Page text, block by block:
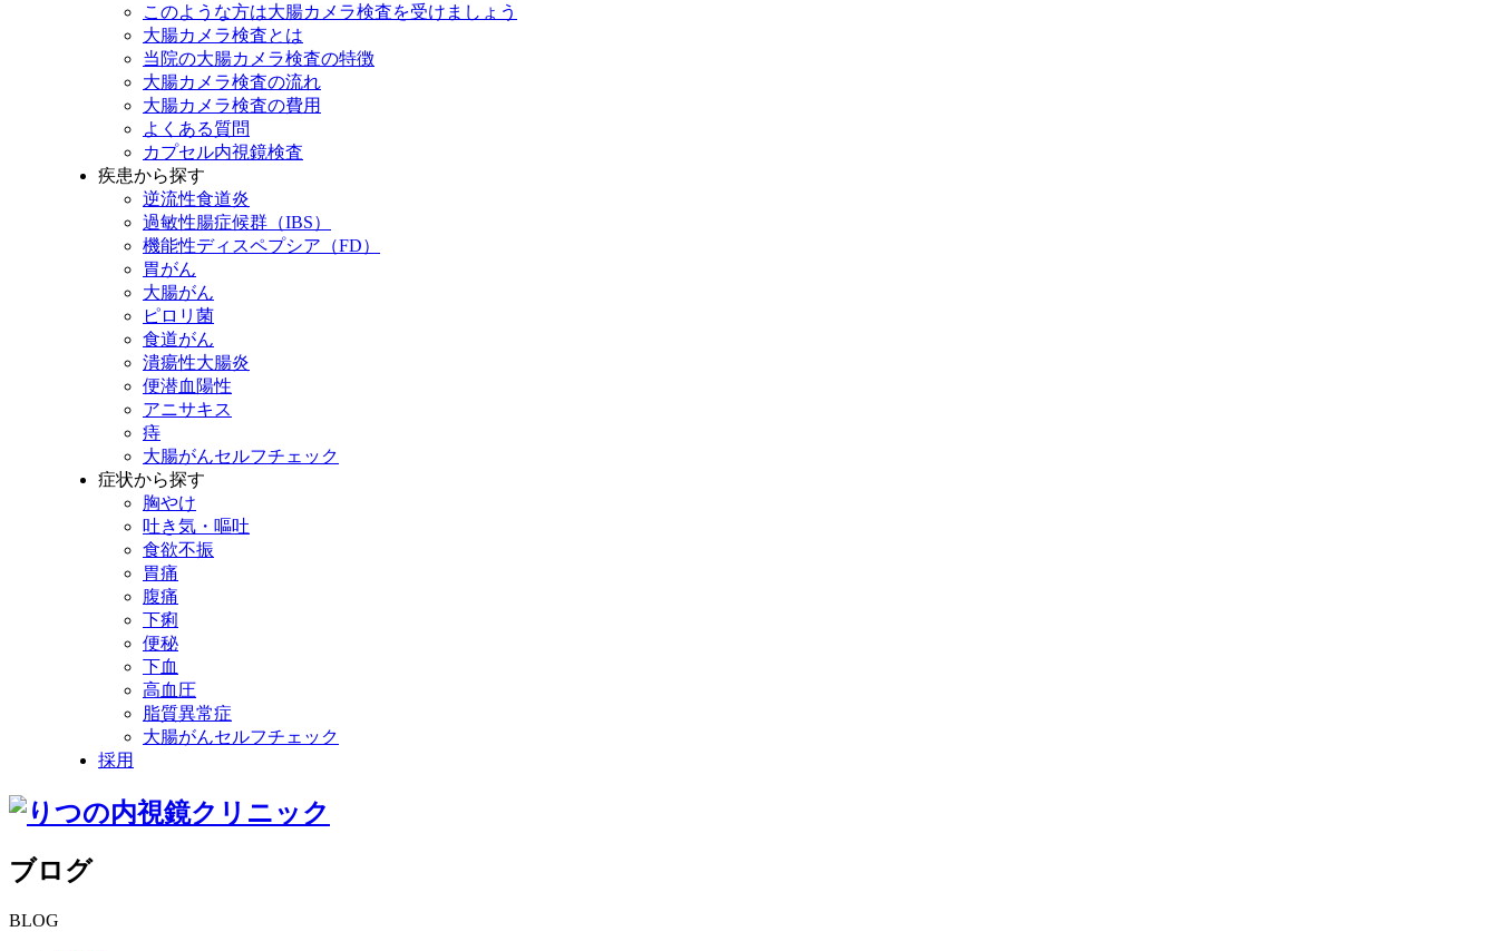
このような方は大腸カメラ検査を受けましょう
大腸カメラ検査とは
当院の大腸カメラ検査の特徴
大腸カメラ検査の流れ
大腸カメラ検査の費用
よくある質問
カプセル内視鏡検査
疾患から探す
逆流性食道炎
過敏性腸症候群（IBS）
機能性ディスペプシア（FD）
胃がん
大腸がん
ピロリ菌
食道がん
潰瘍性大腸炎
便潜血陽性
アニサキス
痔
大腸がんセルフチェック
症状から探す
胸やけ
吐き気・嘔吐
食欲不振
胃痛
腹痛
下痢
便秘
下血
高血圧
脂質異常症
大腸がんセルフチェック
採用
ブログ
BLOG